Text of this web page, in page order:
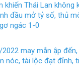
khiến Thái Lan không
đầu mở tỷ số, thủ
ngác 1-0
may mắn ập
nóc, tài lộc đạt đỉnh,